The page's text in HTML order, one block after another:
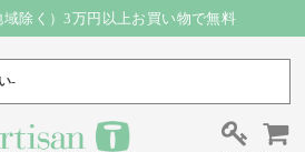
除く）3万円以上お買い物で無料
-